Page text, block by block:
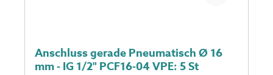
Anschluss gerade Pneumatisch Ø 16
mm - IG 1/2" PCF16-04 VPE: 5 St